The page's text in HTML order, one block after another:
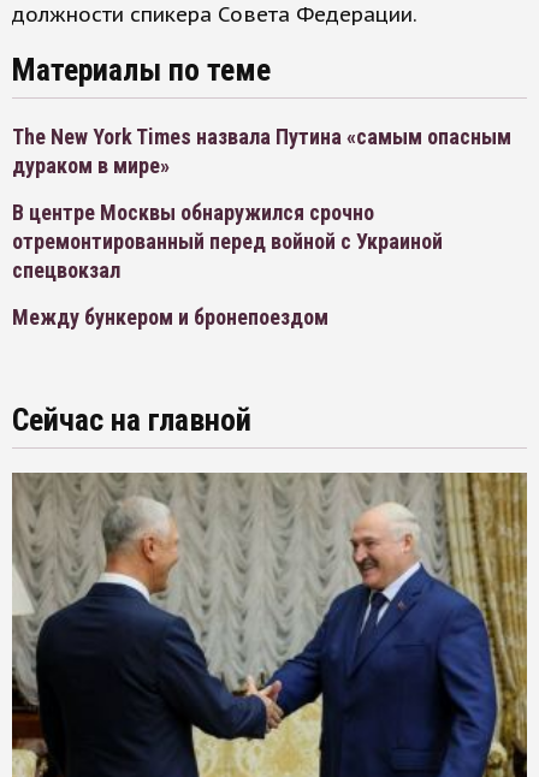
должности спикера Совета Федерации.
Материалы по теме
The New York Times назвала Путина «самым опасным
дураком в мире»
В центре Москвы обнаружился срочно
отремонтированный перед войной с Украиной
спецвокзал
Между бункером и бронепоездом
Сейчас на главной